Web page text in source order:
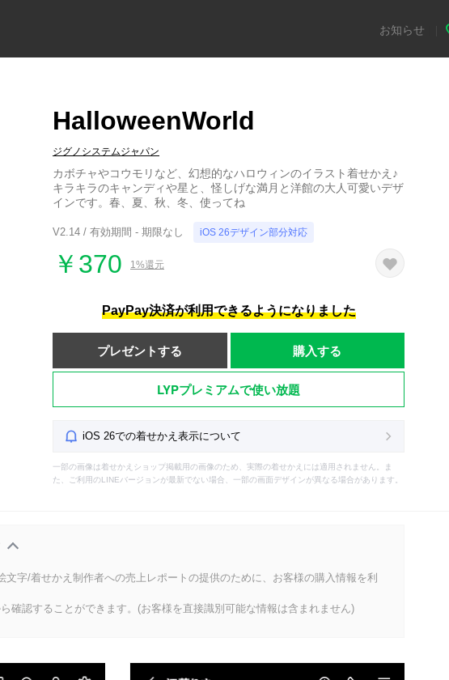
お知らせ
HalloweenWorld
ジグノシステムジャパン
カボチャやコウモリなど、幻想的なハロウィンのイラスト着せかえ♪
キラキラのキャンディや星と、怪しげな満月と洋館の大人可愛いデザ
インです。春、夏、秋、冬、使ってね
V2.14 / 有効期間 - 期限なし iOS 26デザイン部分対応
￥370 1%還元
PayPay決済が利用できるようになりました
プレゼントする 購入する
LYPプレミアムで使い放題
iOS 26での着せかえ表示について
一部の画像は着せかえショップ掲載用の画像のため、実際の着せかえには適用されません。ま
た、ご利用のLINEバージョンが最新でない場合、一部の画面デザインが異なる場合があります。
文字/着せかえ制作者への売上レポートの提供のために、お客様の購入情報を利
確認することができます。(お客様を直接識別可能な情報は含まれません)